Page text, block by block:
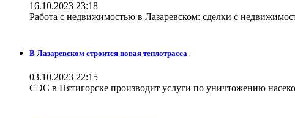
16.10.2023 23:18
Работа с недвижимостью в Лазаревском: сделки с
В Лазаревском строится новая теплотрасса
03.10.2023 22:15
СЭС в Пятигорске производит услуги по уничтожению